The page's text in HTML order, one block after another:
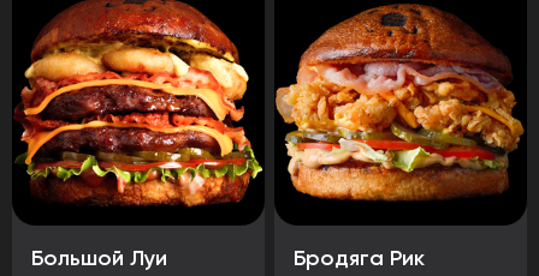
Большой Луи Бродяга Рик